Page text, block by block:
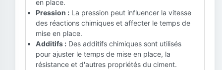
en place.
Pression : La pression peut influencer la vitesse
des réactions chimiques et affecter le temps de
mise en place.
Additifs : Des additifs chimiques sont utilisés
pour ajuster le temps de mise en place, la
résistance et d'autres propriétés du ciment.